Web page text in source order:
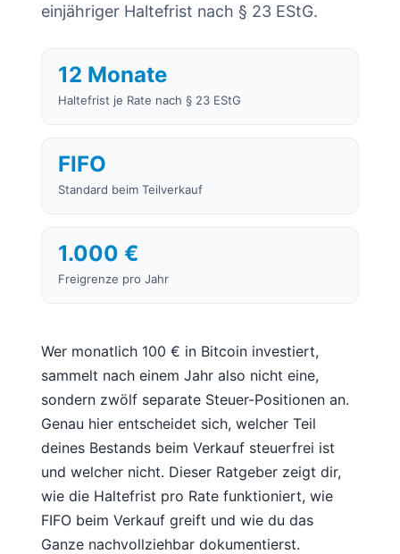
einjähriger Haltefrist nach § 23 EStG.
12 Monate
Haltefrist je Rate nach § 23 EStG
FIFO
Standard beim Teilverkauf
1.000 €
Freigrenze pro Jahr
Wer monatlich 100 € in Bitcoin investiert,
sammelt nach einem Jahr also nicht eine,
sondern zwölf separate Steuer-Positionen an.
Genau hier entscheidet sich, welcher Teil
deines Bestands beim Verkauf steuerfrei ist
und welcher nicht. Dieser Ratgeber zeigt dir,
wie die Haltefrist pro Rate funktioniert, wie
FIFO beim Verkauf greift und wie du das
Ganze nachvollziehbar dokumentierst.